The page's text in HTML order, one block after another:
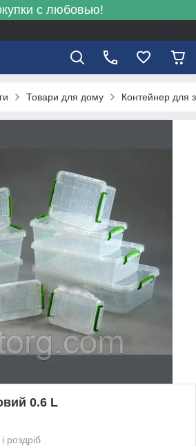
с любовью!
Товари для дому Контейнер для
0.6 L
роздріб